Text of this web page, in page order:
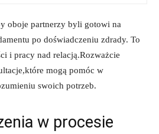
oboje partnerzy byli gotowi na
po doświadczeniu zdrady. To
i pracy nad relacją.Rozważcie
mogą pomóc w
swoich potrzeb.
w procesie